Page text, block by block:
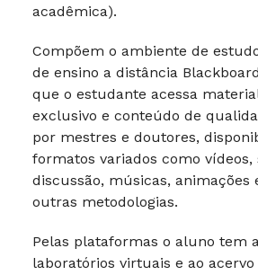
acadêmica).
Compõem o ambiente de
de ensino a distância
que o estudante acessa
exclusivo e conteúdo de
por mestres e doutores,
formatos variados como vídeos,
discussão, músicas, animações
outras metodologias.
Pelas plataformas o aluno tem
laboratórios virtuais e ao